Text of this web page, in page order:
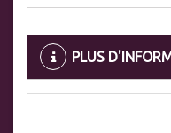
PLUS